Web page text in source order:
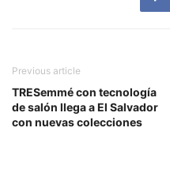
Previous article
TRESemmé con tecnología
de salón llega a El Salvador
con nuevas colecciones